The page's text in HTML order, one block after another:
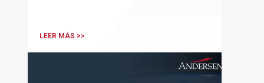
LEER MÁS >>